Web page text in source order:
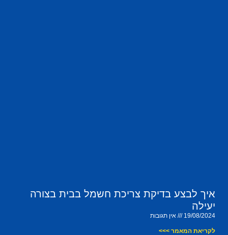
איך לבצע בדיקת צריכת חשמל בבית בצורה
יעילה
19/08/2024 אין תגובות
לקריאת המאמר >>>